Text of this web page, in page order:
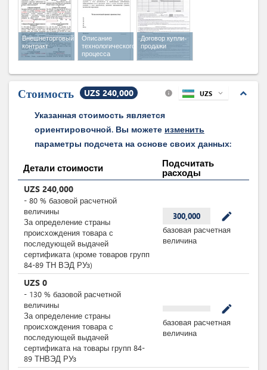
Внешнеторговый
контракт
Описание
технологического
процесса
производства и
объектах и
оборудовании
Договор купли-
продажи
Стоимость UZS 240,000 expand_less
info UZS expand_more
Указанная стоимость является
ориентировочной. Вы можете изменить
параметры подсчета на основе своих данных:
Детали стоимости
Подсчитать
расходы
UZS 240,000
- 80 % базовой расчетной
величины
За определение страны
происхождения товара с
последующей выдачей
сертификата (кроме товаров групп
84-89 ТН ВЭД РУз)
300,000 mode_edit
базовая расчетная
величина
UZS 0
- 130 % базовой расчетной
величины
За определение страны
происхождения товара с
последующей выдачей
сертификата на товары групп 84-
89 ТНВЭД РУз
mode_edit
базовая расчетная
величина